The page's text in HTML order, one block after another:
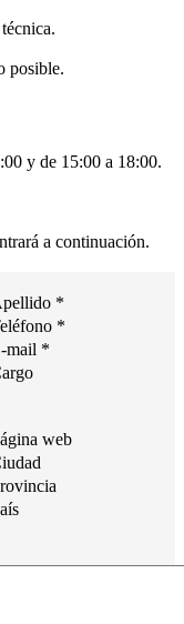
posible.
y de 15:00 a 18:00.
a continuación.
*
*
mail *
web